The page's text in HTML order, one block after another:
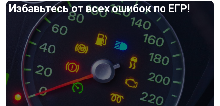
Избавьтесь от всех ошибок по ЕГР!